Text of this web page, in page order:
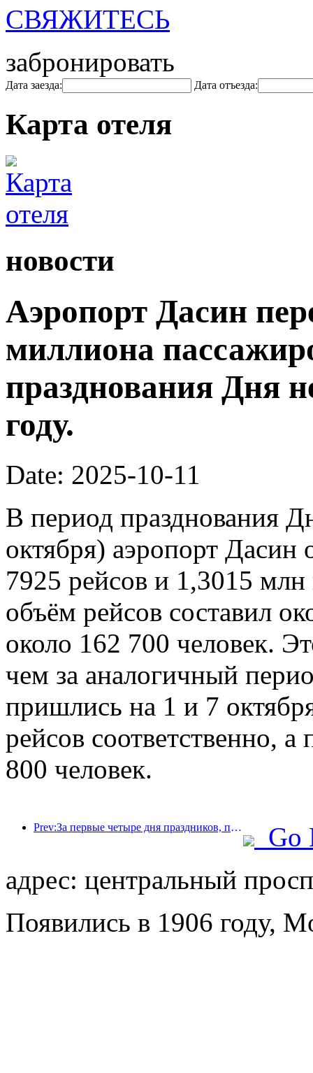
СВЯЖИТЕСЬ
забронировать
Дата заезда: Дата отъезда:
Карта отеля
новости
Аэропорт Дасин
миллиона
празднования Дня
году.
Date: 2025-10-11
В период празднования
октября) аэропорт
7925 рейсов и 1,3015
объём рейсов составил
около 162 700 человек.
чем за аналогичный
пришлись на 1 и 7
рейсов соответственно,
800 человек.
Prev:За первые четыре дня праздников, посвященных Празднику середины осени и Дню независимости, Шанхай посетили более 15,11 млн туристов, что на 20% больше, чем годом ранее.
Go
адрес: центральный
Появились в 1906 году,